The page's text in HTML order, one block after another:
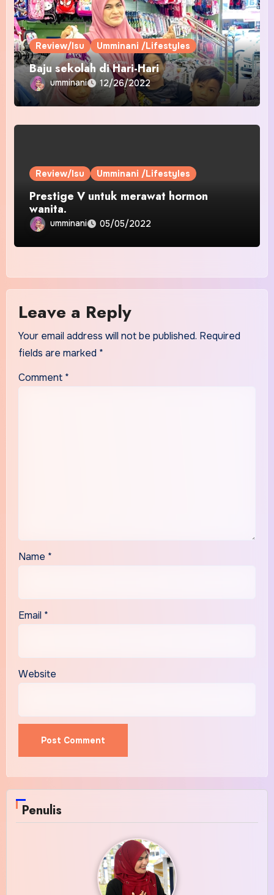
Review/Isu Umminani /Lifestyles
Baju sekolah di Hari-Hari
umminani 12/26/2022
Review/Isu Umminani /Lifestyles
Prestige V untuk merawat hormon
wanita.
umminani 05/05/2022
Leave a Reply
Your email address will not be published. Required
fields are marked *
Comment *
Name *
Email *
Website
Penulis